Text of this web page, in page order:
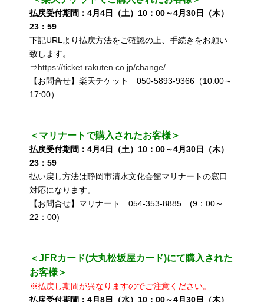
払戻受付期間：4月4日（土）10：00～4月30日（木）
23：59
下記URLより払戻方法をご確認の上、手続きをお願い
致します。
⇒https://ticket.rakuten.co.jp/change/
【お問合せ】楽天チケット 050-5893-9366（10:00～
17:00）
＜マリナートで購入されたお客様＞
払戻受付期間：4月4日（土）10：00～4月30日（木）
23：59
払い戻し方法は静岡市清水文化会館マリナートの窓口
対応になります。
【お問合せ】マリナート 054-353-8885 (9：00～
22：00)
＜JFRカード(大丸松坂屋カード)にて購入された
お客様＞
※払戻し期間が異なりますのでご注意ください。
払戻受付期間：4月8日（水）10：00～4月30日（木）